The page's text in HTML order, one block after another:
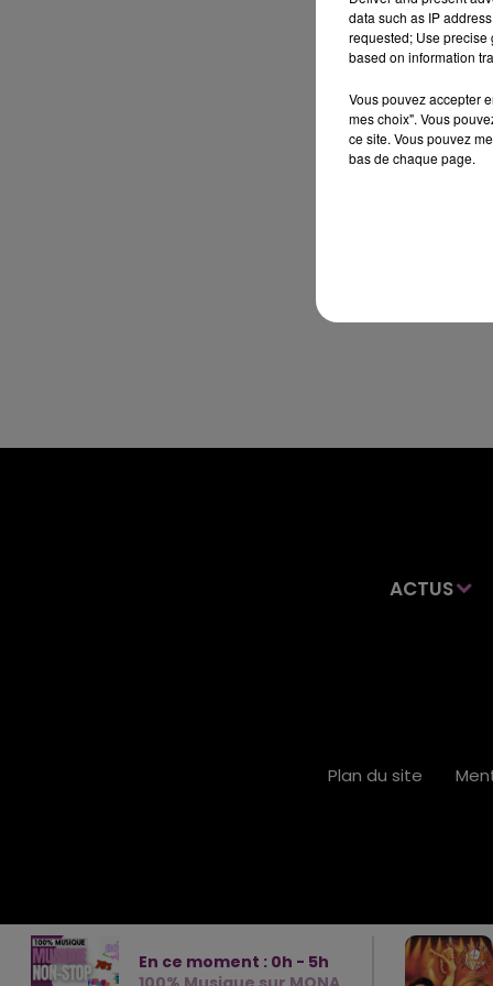
ACTUS
En ce moment : 0h - 5h
Plan du site
data such as IP
requested; Use precise
based on information
Vous pouvez accepter
mes choix". Vous
ce site. Vous pouvez
bas de chaque page.